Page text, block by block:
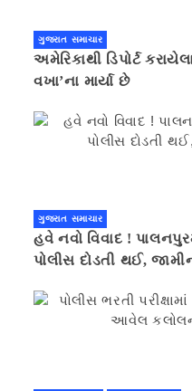
ગુજરાત સમાચાર
અમેરિકાથી ડિપોર્ટ
વખા’ના માર્યા છે
ગુજરાત સમાચાર
હવે નવો વિવાદ !
પોલીસ દોડતી થઈ,